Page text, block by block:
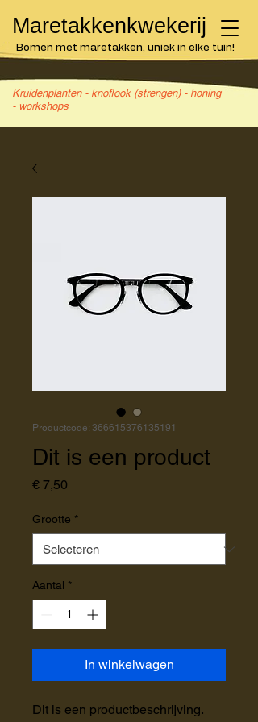
Maretakkenkwekerij
Kruidenplanten - knoflook (strengen) - honing
Bomen met maretakken, uniek in elke tuin!
- workshops
Productcode: 366615376135191
Dit is een product
€ 7,50
Grootte *
Aantal *
In winkelwagen
Dit is een productbeschrijving.